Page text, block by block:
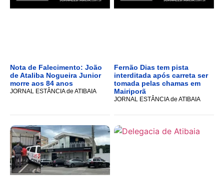
Nota de Falecimento: João
de Ataliba Nogueira Junior
morre aos 84 anos
JORNAL ESTÂNCIA de ATIBAIA
Fernão Dias tem pista
interditada após carreta ser
tomada pelas chamas em
Mairiporã
JORNAL ESTÂNCIA de ATIBAIA